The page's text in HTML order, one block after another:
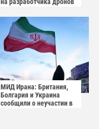
на разработчика дронов
МИД Ирана: Британия,
Болгария и Украина
сообщили о неучастии в